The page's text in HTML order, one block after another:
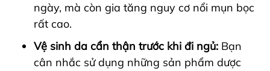
ngày, mà còn gia tăng nguy cơ nổi mụn bọc
rất cao.
Vệ sinh da cẩn thận trước khi đi ngủ: Bạn
cân nhắc sử dụng những sản phẩm dược